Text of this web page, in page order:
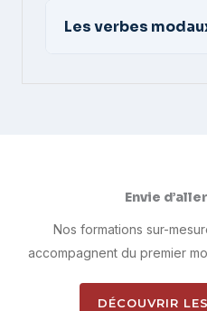
Les verbes
Envie
Nos formations sur-
accompagnent du premier
DÉCOUVRIR